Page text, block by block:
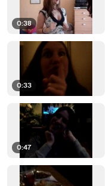
0:38
0:33
0:47